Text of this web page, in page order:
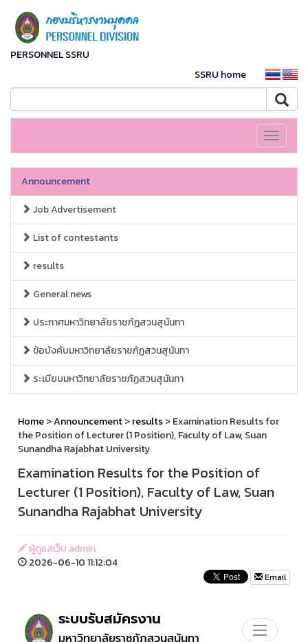
PERSONNEL SSRU
SSRU home
Toggle
Announcement
Job Advertisement
List of contestants
results
General news
ประกาศมหาวิทยาลัยราชภัฏสวนสุนันทา
ข้อบังคับมหาวิทยาลัยราชภัฏสวนสุนันทา
ระเบียบมหาวิทยาลัยราชภัฏสวนสุนันทา
Home>Announcement>results> Examination Results for
the Position of Lecturer (1 Position), Faculty of Law, Suan
Sunandha Rajabhat University
Examination Results for the Position of
Lecturer (1 Position), Faculty of Law, Suan
Sunandha Rajabhat University
ผู้ดูแลเว็บ admin
2026-06-10 11:12:04
Email